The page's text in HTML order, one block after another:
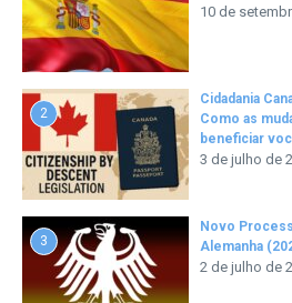
10 de
2
Cidadania
Como as
beneficiar
3 de julho de
3
Novo
Alemanha
2 de julho de